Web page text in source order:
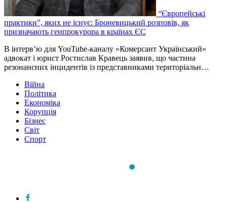
“Європейські
практики”, яких не існує: Броневицький розповів, як
призначають генпрокурора в країнах ЄС
В інтерв’ю для YouTube-каналу «Комерсант Український»
адвокат і юрист Ростислав Кравець заявив, що частина
резонансних інцидентів із представниками територіальн…
Війна
Політика
Економіка
Корупція
Бізнес
Світ
Спорт